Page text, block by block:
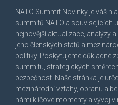
NATO Summit Novinky je váš
summitů NATO a souvisejících
nejnovější aktualizace, analýzy
jeho členských států a
politiky. Poskytujeme důkladné
summitu, strategických
bezpečnost. Naše stránka je
mezinárodní vztahy, obranu a
námi klíčové momenty a vývoj